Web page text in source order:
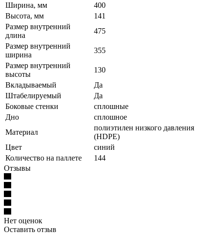
Ширина, мм
400
Высота, мм
141
Размер внутренний
длина
475
Размер внутренний
ширина
355
Размер внутренний
высоты
130
Вкладываемый
Да
Штабелируемый
Да
Боковые стенки
сплошные
Дно
сплошное
Материал
полиэтилен низкого давления
(HDPE)
Цвет
синий
Количество на паллете
144
Отзывы
Нет оценок
Оставить отзыв